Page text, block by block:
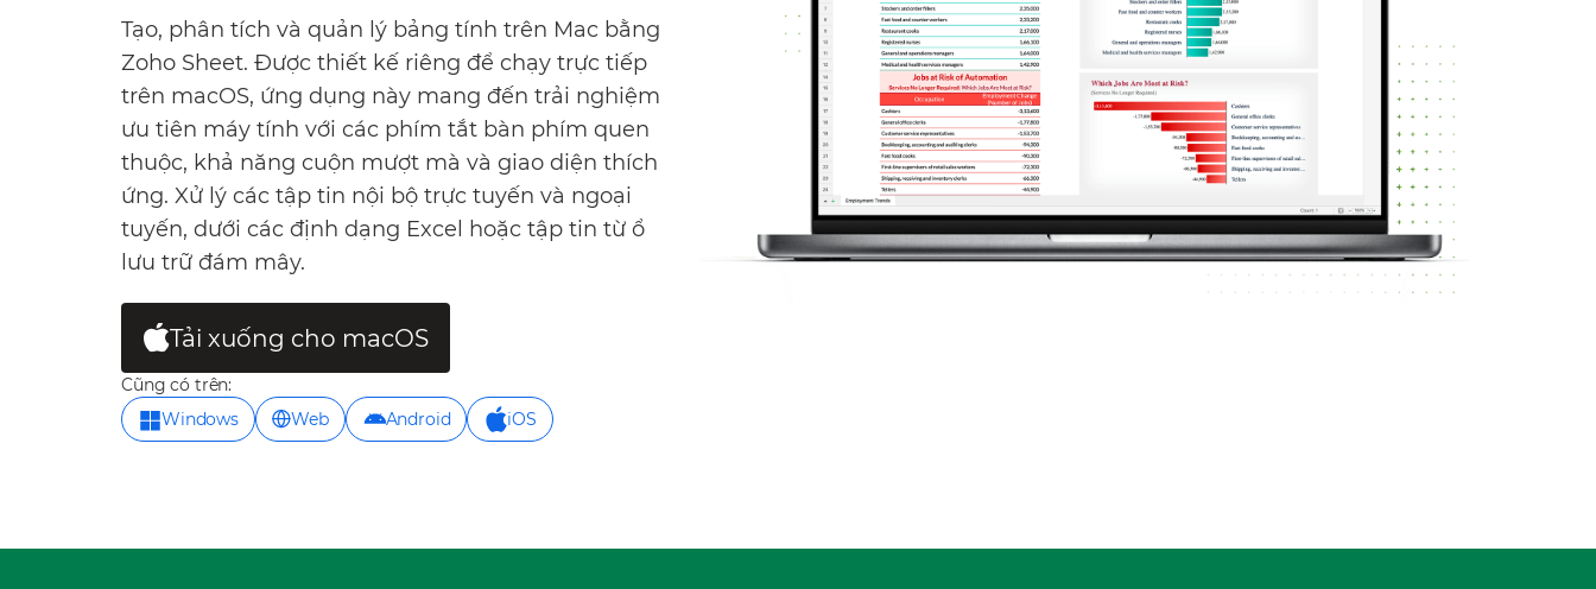
Tạo, phân tích và quản lý bảng tính trên Mac bằng
Zoho Sheet. Được thiết kế riêng để chạy trực tiếp
trên macOS, ứng dụng này mang đến trải nghiệm
ưu tiên máy tính với các phím tắt bàn phím quen
thuộc, khả năng cuộn mượt mà và giao diện thích
ứng. Xử lý các tập tin nội bộ trực tuyến và ngoại
tuyến, dưới các định dạng Excel hoặc tập tin từ ổ
lưu trữ đám mây.
Tải xuống cho macOS
Cũng có trên:
Windows
Web Android iOS